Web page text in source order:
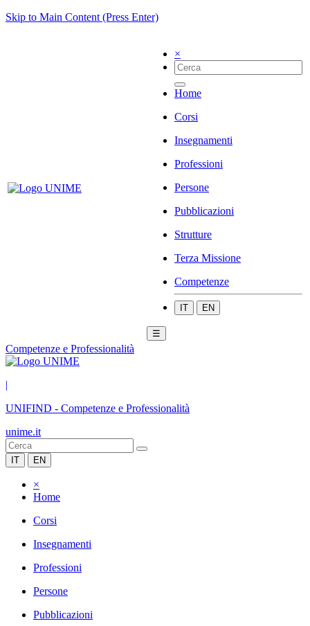
Skip to Main Content (Press Enter)
×
Home
Corsi
Insegnamenti
Professioni
Persone
Pubblicazioni
Strutture
Terza Missione
Competenze
IT EN
☰
Competenze e Professionalità
|
UNIFIND - Competenze e Professionalità
unime.it
IT EN
×
Home
Corsi
Insegnamenti
Professioni
Persone
Pubblicazioni